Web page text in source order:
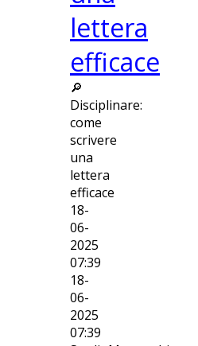
lettera
efficace
🔎
Disciplinare:
come
scrivere
una
lettera
efficace
18-
06-
2025
07:39
18-
06-
2025
07:39